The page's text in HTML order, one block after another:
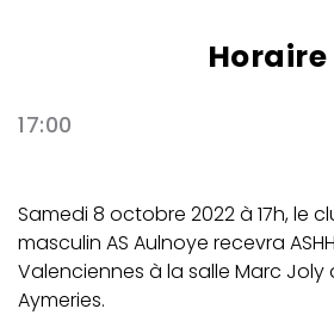
Horaire
17:00
Samedi 8 octobre 2022 à 17h, le
masculin AS Aulnoye recevra
Valenciennes à la salle Marc Joly
Aymeries.